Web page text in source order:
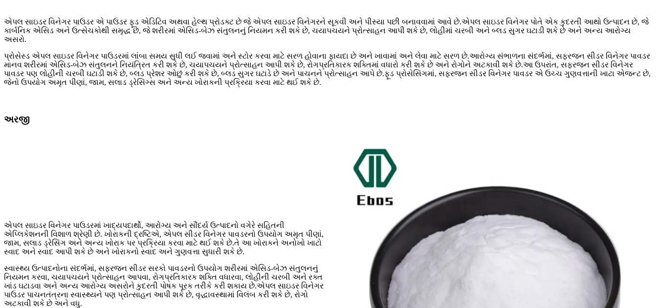
એપલ સાઇડર વિનેગર પાઉડર એ પાઉડર ફૂડ એડિટિવ અથવા હેલ્થ પ્રોડક્ટ છે જે એપલ સાઇડર વિનેગરને સૂકવી અને પીસ્યા પછી બનાવવામાં આવે છે.એપલ સાઇડર વિનેગર પોતે એક કુદરતી આથો ઉત્પાદન છે, જે
કાર્બનિક એસિડ અને ઉત્સેચકોથી સમૃદ્ધ છે, જે શરીરમાં એસિડ-બેઝ સંતુલનનું નિયમન કરી શકે છે, ચયાપચયને પ્રોત્સાહન આપી શકે છે, લોહીમાં ચરબી અને બ્લડ સુગર ઘટાડી શકે છે અને અન્ય આરોગ્ય
અસરો.
પ્રોસેસ્ડ એપલ સાઇડર વિનેગર પાઉડરમાં લાંબા સમય સુધી લઈ જવામાં અને સ્ટોર કરવા માટે સરળ હોવાના ફાયદા છે અને ખાવામાં અને લેવા માટે સરળ છે.આરોગ્ય સંભાળના સંદર્ભમાં, સફરજન સીડર વિનેગર પાવડર
માનવ શરીરમાં એસિડ-બેઝ સંતુલનને નિયંત્રિત કરી શકે છે, ચયાપચયને પ્રોત્સાહન આપી શકે છે, રોગપ્રતિકારક શક્તિમાં વધારો કરી શકે છે અને રોગોને અટકાવી શકે છે.આ ઉપરાંત, સફરજન સીડર વિનેગર
પાવડર પણ લોહીની ચરબી ઘટાડી શકે છે, બ્લડ પ્રેશર ઓછું કરી શકે છે, બ્લડ સુગર ઘટાડે છે અને પાચનને પ્રોત્સાહન આપે છે.ફૂડ પ્રોસેસિંગમાં, સફરજન સીડર વિનેગર પાવડર એ ઉચ્ચ ગુણવત્તાની ખાટા એજન્ટ છે,
જેનો ઉપયોગ અમૃત પીણાં, જામ, સલાડ ડ્રેસિંગ્સ અને અન્ય ખોરાકની પ્રક્રિયા કરવા માટે થઈ શકે છે.
અરજી
એપલ સાઇડર વિનેગર પાઉડરમાં ખાદ્યપદાર્થો, આરોગ્ય અને સૌંદર્ય ઉત્પાદનો વગેરે સહિતની
એપ્લિકેશનની વિશાળ શ્રેણી છે. ખોરાકની દ્રષ્ટિએ, એપલ સીડર વિનેગર પાવડરનો ઉપયોગ અમૃત પીણાં,
જામ, સલાડ ડ્રેસિંગ અને અન્ય ખોરાક પર પ્રક્રિયા કરવા માટે થઈ શકે છે.તે આ ખોરાકને અનોખો ખાટો
સ્વાદ અને સ્વાદ આપી શકે છે અને ખોરાકનો સ્વાદ અને ગુણવત્તા સુધારી શકે છે.
સ્વાસ્થ્ય ઉત્પાદનોના સંદર્ભમાં, સફરજન સીડર સરકો પાવડરનો ઉપયોગ શરીરમાં એસિડ-બેઝ સંતુલનનું
નિયમન કરવા, ચયાપચયને પ્રોત્સાહન આપવા, રોગપ્રતિકારક શક્તિ વધારવા, લોહીની ચરબી અને રક્ત
ખાંડ ઘટાડવા અને અન્ય આરોગ્ય અસરોને કુદરતી પોષક પૂરક તરીકે કરી શકાય છે.એપલ સાઇડર વિનેગર
પાઉડર પાચનતંત્રના સ્વાસ્થ્યને પણ પ્રોત્સાહન આપી શકે છે, વૃદ્ધાવસ્થામાં વિલંબ કરી શકે છે, રોગો
અટકાવી શકે છે અને વધુ.